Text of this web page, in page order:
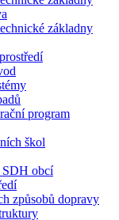
základny
program
škol
SDH obcí
způsobů dopravy